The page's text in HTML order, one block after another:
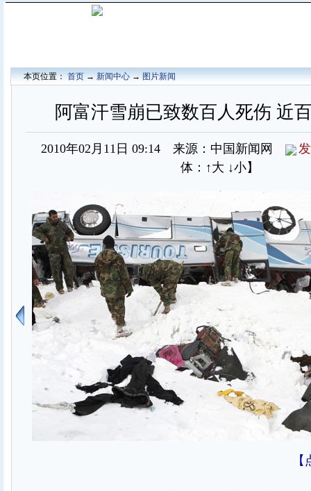
本页位置：首页→新闻中心→图片新闻
阿富汗雪崩已致数百人死伤 近
2010年02月11日 09:14 来源：中国新闻网
体： ↑大 ↓小】